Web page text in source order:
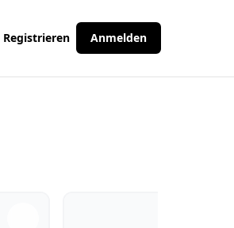
Registrieren Anmelden